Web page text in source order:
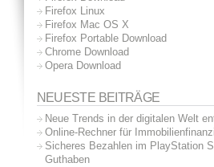
Firefox Linux
Firefox Mac OS X
Firefox Portable Download
Chrome Download
Opera Download
NEUESTE BEITRÄGE
Neue Trends in der digitalen Welt
Online-Rechner für
Sicheres Bezahlen im PlayStation
Guthaben